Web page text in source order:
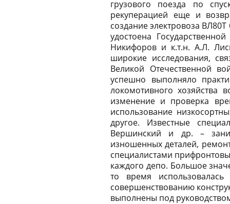
грузового поезда по
рекуперацией еще и
создание электровоза
удостоена
Никифоров и к.т.н. А.Л.
широкие исследования,
Великой Отечественной
успешно выполняло
локомотивного хозяйства
изменение и проверка
использование
другое. Известные
Вершинский и др. –
изношенных деталей,
специалистами
каждого депо. Большое
то время
совершенствованию
выполнены под